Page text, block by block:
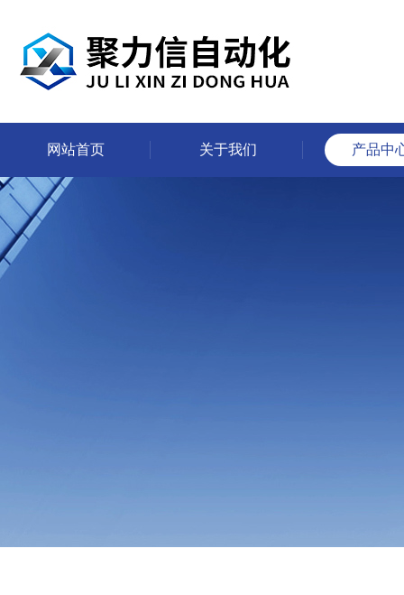
网站首页 关于我们 产品中